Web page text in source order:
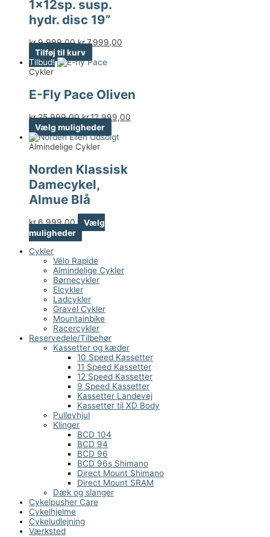
1x12sp. susp.
hydr. disc 19”
kr.9.999,00 kr.7.999,00
Tilføj til kurv
Tilbud!
Cykler
E-Fly Pace Oliven
kr.25.999,00 kr.12.999,00
Vælg muligheder
Udsolgt
Almindelige Cykler
Norden Klassisk
Damecykel,
Almue Blå
kr.6.999,00
Vælg
muligheder
Cykler
Vélo Rapide
Almindelige Cykler
Børnecykler
Elcykler
Ladcykler
Gravel Cykler
Mountainbike
Racercykler
Reservedele/Tilbehør
Kassetter og kæder
10 Speed Kassetter
11 Speed Kassetter
12 Speed Kassetter
9 Speed Kassetter
Kassetter Landevej
Kassetter til XD Body
Pulleyhjul
Klinger
BCD 104
BCD 94
BCD 96
BCD 96s Shimano
Direct Mount Shimano
Direct Mount SRAM
Dæk og slanger
Cykelpusher Care
Cykelhjelme
Cykeludlejning
Værksted